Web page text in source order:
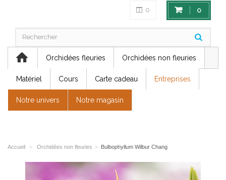
0
0
Orchidées fleuries Orchidées non fleuries
Matériel Cours Carte cadeau Entreprises
Notre univers Notre magasin
Accueil > Orchidées non fleuries > Bulbophyllum Wilbur Chang